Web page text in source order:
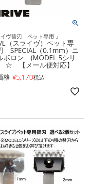
イヴ替刃 ペット専用 』
（スライヴ）ペット専
SPECIAL（0.1mm）ニ
ボロン (MODEL 5シリ
☆ 【メール便対応】
格 ¥5,170税込